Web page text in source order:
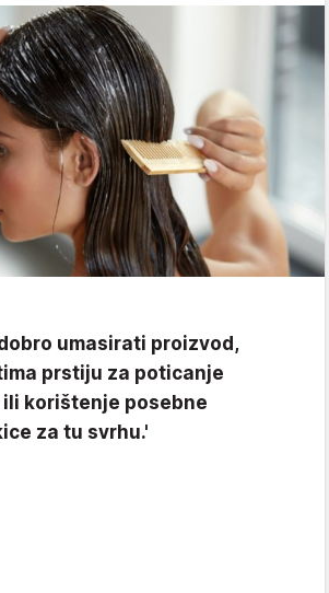
umasirati proizvod,
prstiju za poticanje
korištenje posebne
za tu svrhu.'